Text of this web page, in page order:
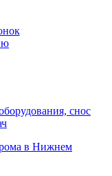
снос
в Нижнем